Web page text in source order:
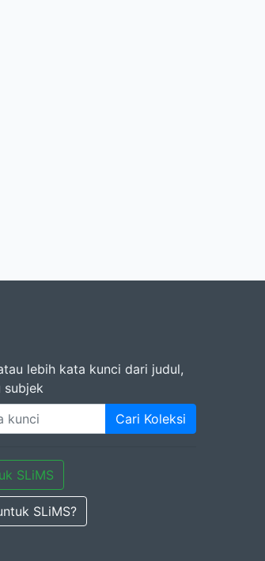
lebih kata kunci dari judul,
subjek
Cari Koleksi
SLiMS
SLiMS?